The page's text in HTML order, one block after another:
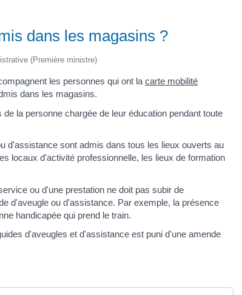
dans les magasins ?
(Première ministre)
les personnes qui ont la carte mobilité
dans les magasins.
la personne chargée de leur éducation pendant toute
d'assistance sont admis dans tous les lieux ouverts au
locaux d'activité professionnelle, les lieux de formation
ou d'une prestation ne doit pas subir de
d'aveugle ou d'assistance. Par exemple, la présence
handicapée qui prend le train.
d'aveugles et d'assistance est puni d'une amende